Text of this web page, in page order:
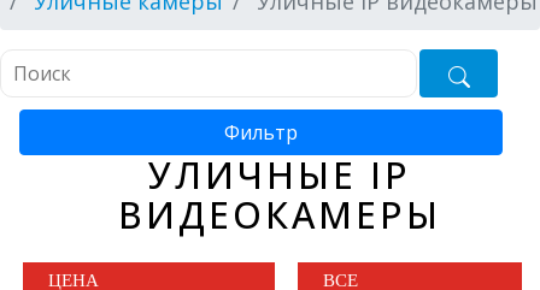
Фильтр
УЛИЧНЫЕ IP
ВИДЕОКАМЕРЫ